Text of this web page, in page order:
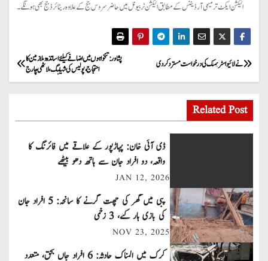
الیکشن ایکٹ ترمیمی آرڈیننس کے مطابق الیکشن ٹربیونل میں حاضر سروس جج کے علاوہ ریٹائرڈ جج بھی ہونگے۔
P
o
s
t
a
v
i
پشاور: تنخواہوں میں اضافے کیلئے اساتذہ و ملازمین کا
احتجاج، پولیس کی شیلنگ، لاٹھی چارج
نے لائیو اسٹریمنگ کی درخواست مستردکردی
Related Post
ڈی آئی خان: پہاڑپور کے علاقے میں فائرنگ کا
واقعہ، دو افراد جان سے ہاتھ دھو بیٹھے
JAN 12, 2026
پبی میں گھر کی چھت گرنے کا سانحہ: 5 افراد جان
کی بازی ہار گئے، 3 زخمی
NOV 23, 2025
کرک میں المناک حادثہ: 6 افراد جاں بحق، متعدد